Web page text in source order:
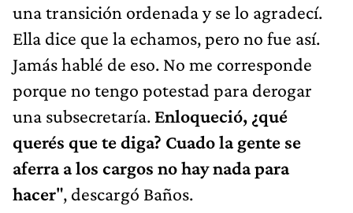
una transición ordenada y se lo agradecí.
Ella dice que la echamos, pero no fue así.
Jamás hablé de eso. No me corresponde
porque no tengo potestad para derogar
una subsecretaría. Enloqueció, ¿qué
querés que te diga? Cuado la gente se
aferra a los cargos no hay nada para
hacer", descargó Baños.